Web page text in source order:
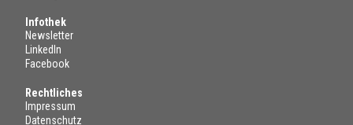
Infothek
Newsletter
LinkedIn
Facebook
Rechtliches
Impressum
Datenschutz